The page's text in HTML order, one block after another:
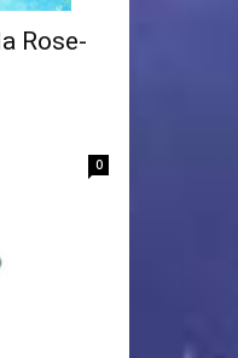
Rose-
0